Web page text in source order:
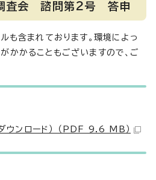
査会 諮問第2号 答申
ルも含まれております。環境によっ
かかることもございますので、ご
ウンロード） （PDF 9.6 MB）